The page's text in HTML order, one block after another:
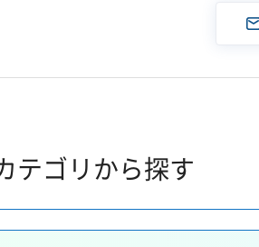
テゴリから探す